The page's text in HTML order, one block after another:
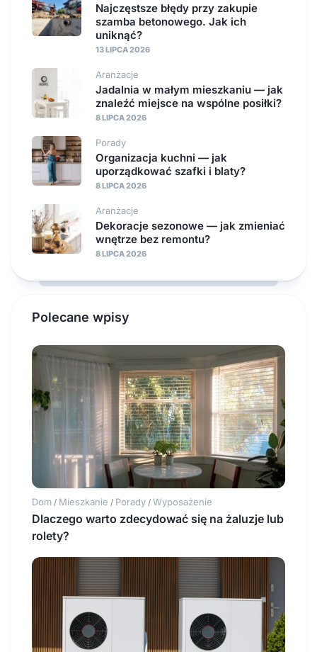
Najczęstsze błędy przy zakupie
szamba betonowego. Jak ich
uniknąć?
13 LIPCA 2026
Aranżacje
Jadalnia w małym mieszkaniu — jak
znaleźć miejsce na wspólne posiłki?
8 LIPCA 2026
Porady
Organizacja kuchni — jak
uporządkować szafki i blaty?
8 LIPCA 2026
Aranżacje
Dekoracje sezonowe — jak zmieniać
wnętrze bez remontu?
8 LIPCA 2026
Polecane wpisy
Dom / Mieszkanie / Porady / Wyposażenie
Dlaczego warto zdecydować się na żaluzje lub
rolety?